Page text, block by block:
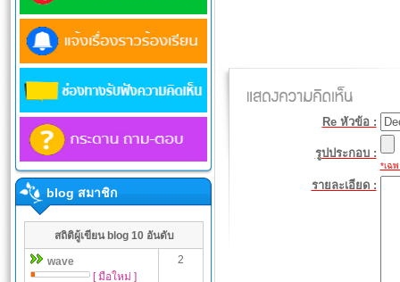
blog สมาชิก
สถิติผู้เขียน blog 10 อันดับ
wave
[ มือใหม่ ]
2
Re หัวข้อ :
รูปประกอบ :
*เฉ
รายละเอียด :